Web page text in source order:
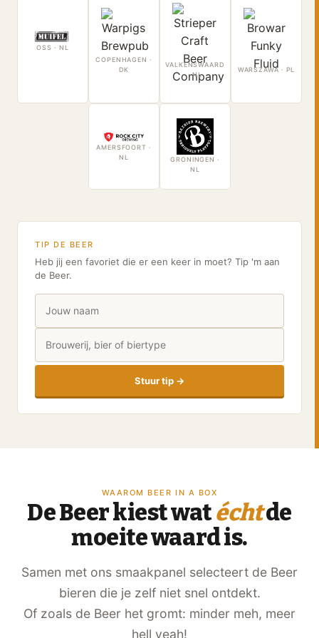
OSS · NL
COPENHAGEN ·
DK
VALKENSWAARD
· NL
WARSZAWA · PL
AMERSFOORT ·
NL
GRONINGEN ·
NL
TIP DE BEER
Heb jij een favoriet die er een keer in moet? Tip 'm aan
de Beer.
Stuur tip →
WAAROM BEER IN A BOX
De Beer kiest watéchtde
moeite waard is.
Samen met ons smaakpanel selecteert de Beer
bieren die je zelf niet snel ontdekt.
Of zoals de Beer het gromt: minder meh, meer
hell yeah!